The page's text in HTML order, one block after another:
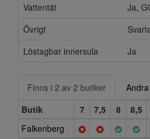
Vattentät
Ja,
Övrigt
Löstagbar innersula
Ja
Finns i 2 av 2 butiker
Butik
7 7,5 8 8,5
Falkenberg